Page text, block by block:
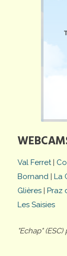
Val Ferret|
Bornand | La
Glières | Praz
Les Saisies
"Echap"